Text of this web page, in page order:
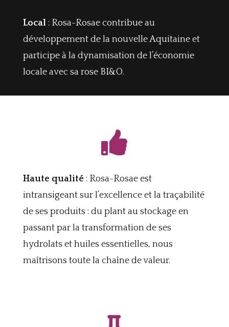
Local: Rosa-Rosae contribue au
développement de la nouvelle Aquitaine et
participe à la dynamisation de l’économie
locale avec sa rose BI&O.

Haute qualité : Rosa-Rosae est
intransigeant sur l’excellence et la traçabilité
de ses produits : du plant au stockage en
passant par la transformation de ses
hydrolats et huiles essentielles, nous
maîtrisons toute la chaîne de valeur.